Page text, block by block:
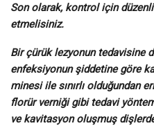
Son olarak, kontrol için
etmelisiniz.
Bir çürük lezyonun tedavisine
enfeksiyonun şiddetine göre
minesi ile sınırlı olduğundan
florür verniği gibi tedavi
ve kavitasyon oluşmuş